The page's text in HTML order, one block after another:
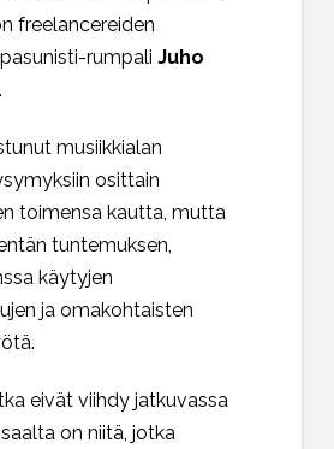
freelancereiden
rumpali Juho
musiikkialan
osittain
toimensa kautta, mutta
tuntemuksen,
käytyjen
ja omakohtaisten
eivät viihdy jatkuvassa
on niitä, jotka